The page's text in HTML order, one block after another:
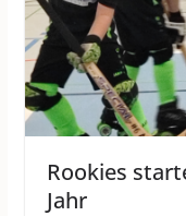
Rookies
Jahr